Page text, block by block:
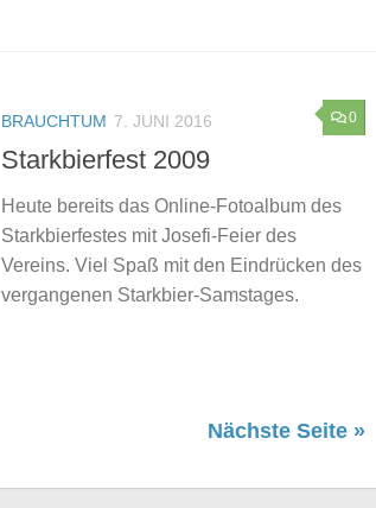
0
BRAUCHTUM 7. JUNI 2016
Starkbierfest 2009
Heute bereits das Online-Fotoalbum des
Starkbierfestes mit Josefi-Feier des
Vereins. Viel Spaß mit den Eindrücken des
vergangenen Starkbier-Samstages.
Nächste Seite »